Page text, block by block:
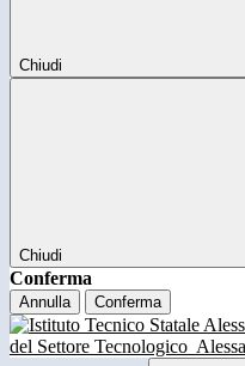
Chiudi
Chiudi
Conferma
Annulla Conferma
del Settore Tecnologico